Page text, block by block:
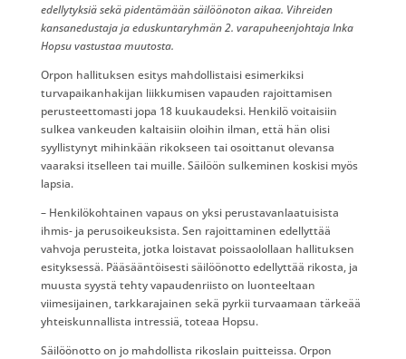
edellytyksiä sekä pidentämään säilöönoton aikaa. Vihreiden
kansanedustaja ja eduskuntaryhmän 2. varapuheenjohtaja Inka
Hopsu vastustaa muutosta.
Orpon hallituksen esitys mahdollistaisi esimerkiksi
turvapaikanhakijan liikkumisen vapauden rajoittamisen
perusteettomasti jopa 18 kuukaudeksi. Henkilö voitaisiin
sulkea vankeuden kaltaisiin oloihin ilman, että hän olisi
syyllistynyt mihinkään rikokseen tai osoittanut olevansa
vaaraksi itselleen tai muille. Säilöön sulkeminen koskisi myös
lapsia.
– Henkilökohtainen vapaus on yksi perustavanlaatuisista
ihmis- ja perusoikeuksista. Sen rajoittaminen edellyttää
vahvoja perusteita, jotka loistavat poissaolollaan hallituksen
esityksessä. Pääsääntöisesti säilöönotto edellyttää rikosta, ja
muusta syystä tehty vapaudenriisto on luonteeltaan
viimesijainen, tarkkarajainen sekä pyrkii turvaamaan tärkeää
yhteiskunnallista intressiä, toteaa Hopsu.
Säilöönotto on jo mahdollista rikoslain puitteissa. Orpon